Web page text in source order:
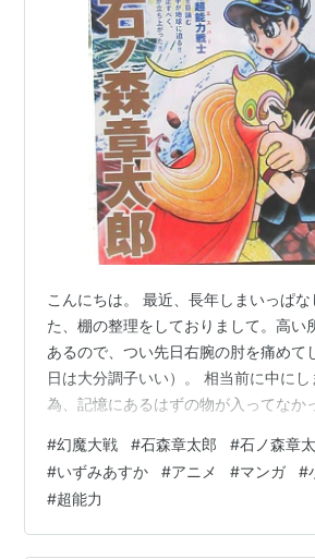
こんにちは。 最近、長年しまいっぱ
た、棚の整理をしておりまして。高い
あるので、つい先日右腕の肘を痛めて
日は大分調子いい）。 相当前に中にし
為、記憶にあるはずの物が入ってなか
っていた物などもあったり・・・。 今
した。 小学館のコンビニコミック版「
館、しかもコンビニ版が出ていた事な
たし、それを買った事すら覚えておら
#幻魔大戦 #石森章太郎 #石ノ森章
#いずみあすか #アニメ #マンガ #
#超能力